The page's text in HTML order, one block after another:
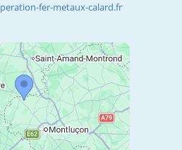
fer-metaux-calard.fr